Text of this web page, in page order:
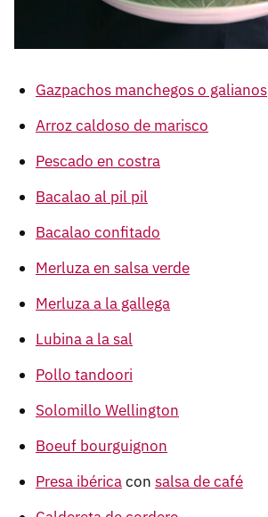
Gazpachos manchegos o galianos
Arroz caldoso de marisco
Pescado en costra
Bacalao al pil pil
Bacalao confitado
Merluza en salsa verde
Merluza a la gallega
Lubina a la sal
Pollo tandoori
Solomillo Wellington
Boeuf bourguignon
Presa ibéricacon salsa de café